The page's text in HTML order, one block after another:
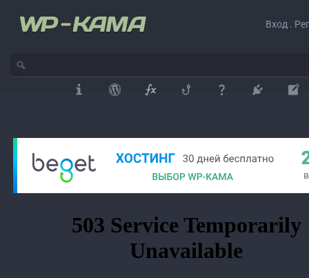
Вход .